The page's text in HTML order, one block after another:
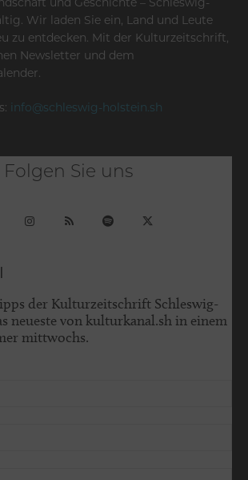
Wir laden Sie ein, Land und Leute
zu entdecken. Mit der Kulturzeitschrift,
Newsletter und dem
info@schleswig-holstein.sh
Folgen Sie uns
der Kulturzeitschrift Schleswig-
neueste von kulturkanal.sh in einem
mittwochs.